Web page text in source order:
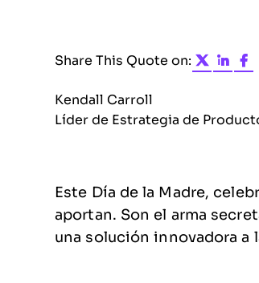
Share This Quote on:
Kendall Carroll
Líder de Estrategia de
Este Día de la Madre,
aportan. Son el arma
una solución innovadora a